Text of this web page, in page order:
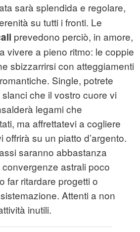
sarà splendida e regolare,
su tutti i fronti. Le
prevedono perciò, in amore,
vivere a pieno ritmo: le coppie
sbizzarrirsi con atteggiamenti
Single, potrete
che il vostro cuore vi
legami che
ma affrettatevi a cogliere
offrirà su un piatto d’argento.
saranno abbastanza
astrali poco
far ritardare progetti o
Attenti a non
inutili.